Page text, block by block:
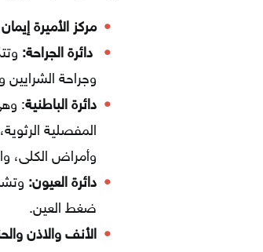
مركز الأميرة
دائرة الجراحة:
وجراحة
دائرة الباطنية:
المفصلية
وأمراض الكلى،
دائرة العيون:
ضغط العين.
الأنف والاذن